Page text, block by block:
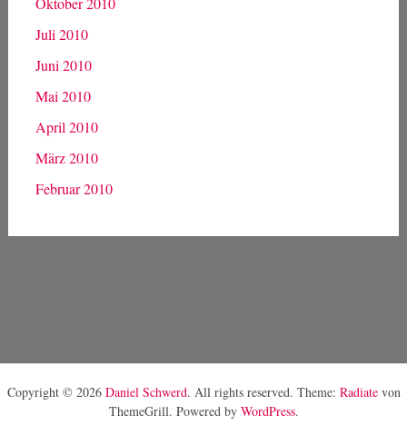
Juli 2010
Juni 2010
Mai 2010
April 2010
März 2010
Februar 2010
Copyright © 2026 Daniel Schwerd. All rights reserved. Theme: Radiatevon
ThemeGrill. Powered by WordPress.